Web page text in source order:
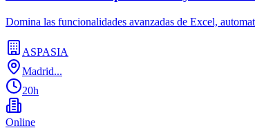
Domina las funcionalidades avanzadas de Excel,
ASPASIA
Madrid...
20h
Online